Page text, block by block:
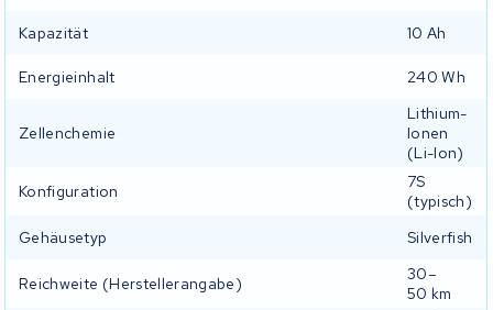
Kapazität 10 Ah
Energieinhalt 240 Wh
Zellenchemie
Lithium-
Ionen
(Li-Ion)
Konfiguration
7S
(typisch)
Gehäusetyp
Silverfish
Reichweite (Herstellerangabe)
30–
50 km